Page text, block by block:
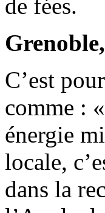
de fées.
C’est
comme :
énergie
locale,
dans la